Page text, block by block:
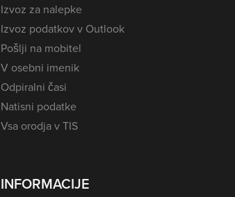
Izvoz za nalepke
Izvoz podatkov v Outlook
Pošlji na mobitel
V osebni imenik
Odpiralni časi
Natisni podatke
Vsa orodja v TIS
INFORMACIJE